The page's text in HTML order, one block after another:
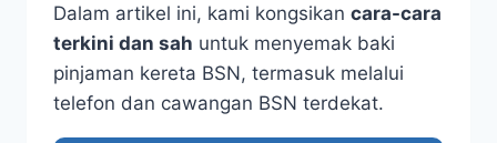
Dalam artikel ini, kami kongsikan cara-cara
terkini dan sah untuk menyemak baki
pinjaman kereta BSN, termasuk melalui
telefon dan cawangan BSN terdekat.